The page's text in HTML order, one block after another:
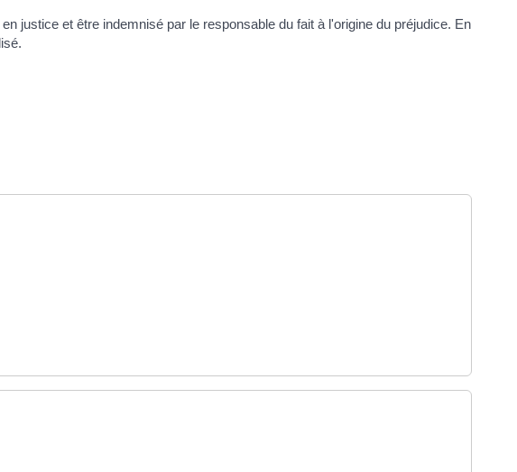
justice et être indemnisé par le responsable du fait à l'origine du préjudice. En